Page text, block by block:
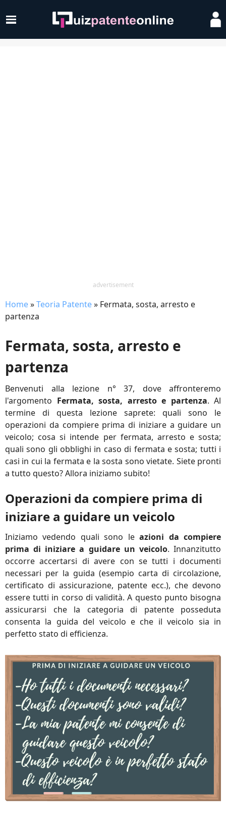
advertisement
Home»Teoria Patente» Fermata, sosta, arresto e
partenza
Fermata, sosta, arresto e
partenza
Benvenuti alla lezione n° 37, dove affronteremo
l'argomento Fermata, sosta, arresto e partenza. Al
termine di questa lezione saprete: quali sono le
operazioni da compiere prima di iniziare a guidare un
veicolo; cosa si intende per fermata, arresto e sosta;
quali sono gli obblighi in caso di fermata e sosta; tutti i
casi in cui la fermata e la sosta sono vietate. Siete pronti
a tutto questo? Allora iniziamo subito!
Operazioni da compiere prima di
iniziare a guidare un veicolo
Iniziamo vedendo quali sono leazioni da compiere
prima di iniziare a guidare un veicolo. Innanzitutto
occorre accertarsi di avere con se tutti i documenti
necessari per la guida (esempio carta di circolazione,
certificato di assicurazione, patente ecc.), che devono
essere tutti in corso di validità. A questo punto bisogna
assicurarsi che la categoria di patente posseduta
consenta la guida del veicolo e che il veicolo sia in
perfetto stato di efficienza.